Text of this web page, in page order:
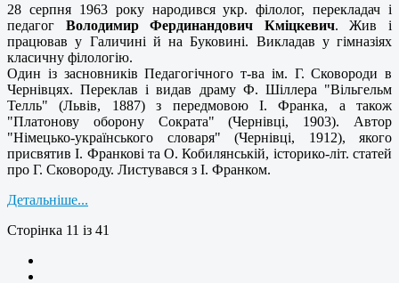
28 серпня 1963 року народився укр. філолог, перекладач і
педагог Володимир Фердинандович Кміцкевич. Жив і
працював у Галичині й на Буковині. Викладав у гімназіях
класичну філологію.
Один із засновників Педагогічного т-ва ім. Г. Сковороди в
Чернівцях. Переклав і видав драму Ф. Шіллера "Вільгельм
Телль" (Львів, 1887) з передмовою І. Франка, а також
"Платонову оборону Сократа" (Чернівці, 1903). Автор
"Німецько-українського словаря" (Чернівці, 1912), якого
присвятив І. Франкові та О. Кобилянській, історико-літ. статей
про Г. Сковороду. Листувався з І. Франком.
Детальніше...
Сторінка 11 із 41